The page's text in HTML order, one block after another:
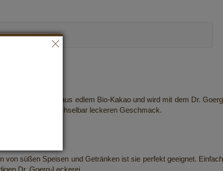
zu 72 % aus edlem Bio-Kakao und wird mit dem Dr. Goerg
ihren unverwechselbar leckeren Geschmack.
süßen Speisen und Getränken ist sie perfekt geeignet. Einfach